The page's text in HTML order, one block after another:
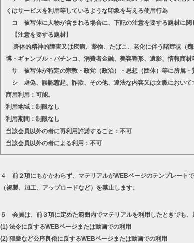
くはサービスを利用等しているような印象を与える使用行為
コ 被写体に人物が含まれる場合に、下記の注意を要する題材に関
【注意を要する題材】
身体的精神的障害又は疾病、薬物、たばこ、老化に伴う諸症状（
博・ギャンブル・パチンコ、消費者金融、美容整形、遺影、情報商
サ 被写体が特定の宗教・政党（政治）・思想（団体）等に所属・
シ 虚偽、誤認惹起、詐欺、その他、違法な内容又は文脈において
商用利用：可能。
利用地域：制限なし
利用期間：制限なし
当該会員以外の者に再利用許諾すること：不可
当該会員以外の者による利用：不可
４ 前２項にもかかわらず、マテリアルがWEBページのテンプレート
（複製、加工、アップロードなど）を禁止します。
５ 会員は、前３項に定めた範囲内でマテリアルを利用したときでも
(1) 法令に反するWEBページまたは動画での利用
(2) 猥褻など公序良俗に反するWEBページまたは動画での利用